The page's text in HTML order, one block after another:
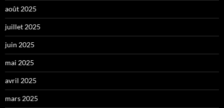
août 2025
juillet 2025
juin 2025
mai 2025
avril 2025
mars 2025